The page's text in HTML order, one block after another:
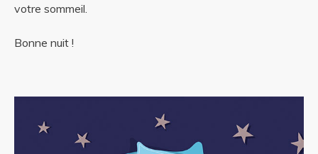
votre sommeil.
Bonne nuit !